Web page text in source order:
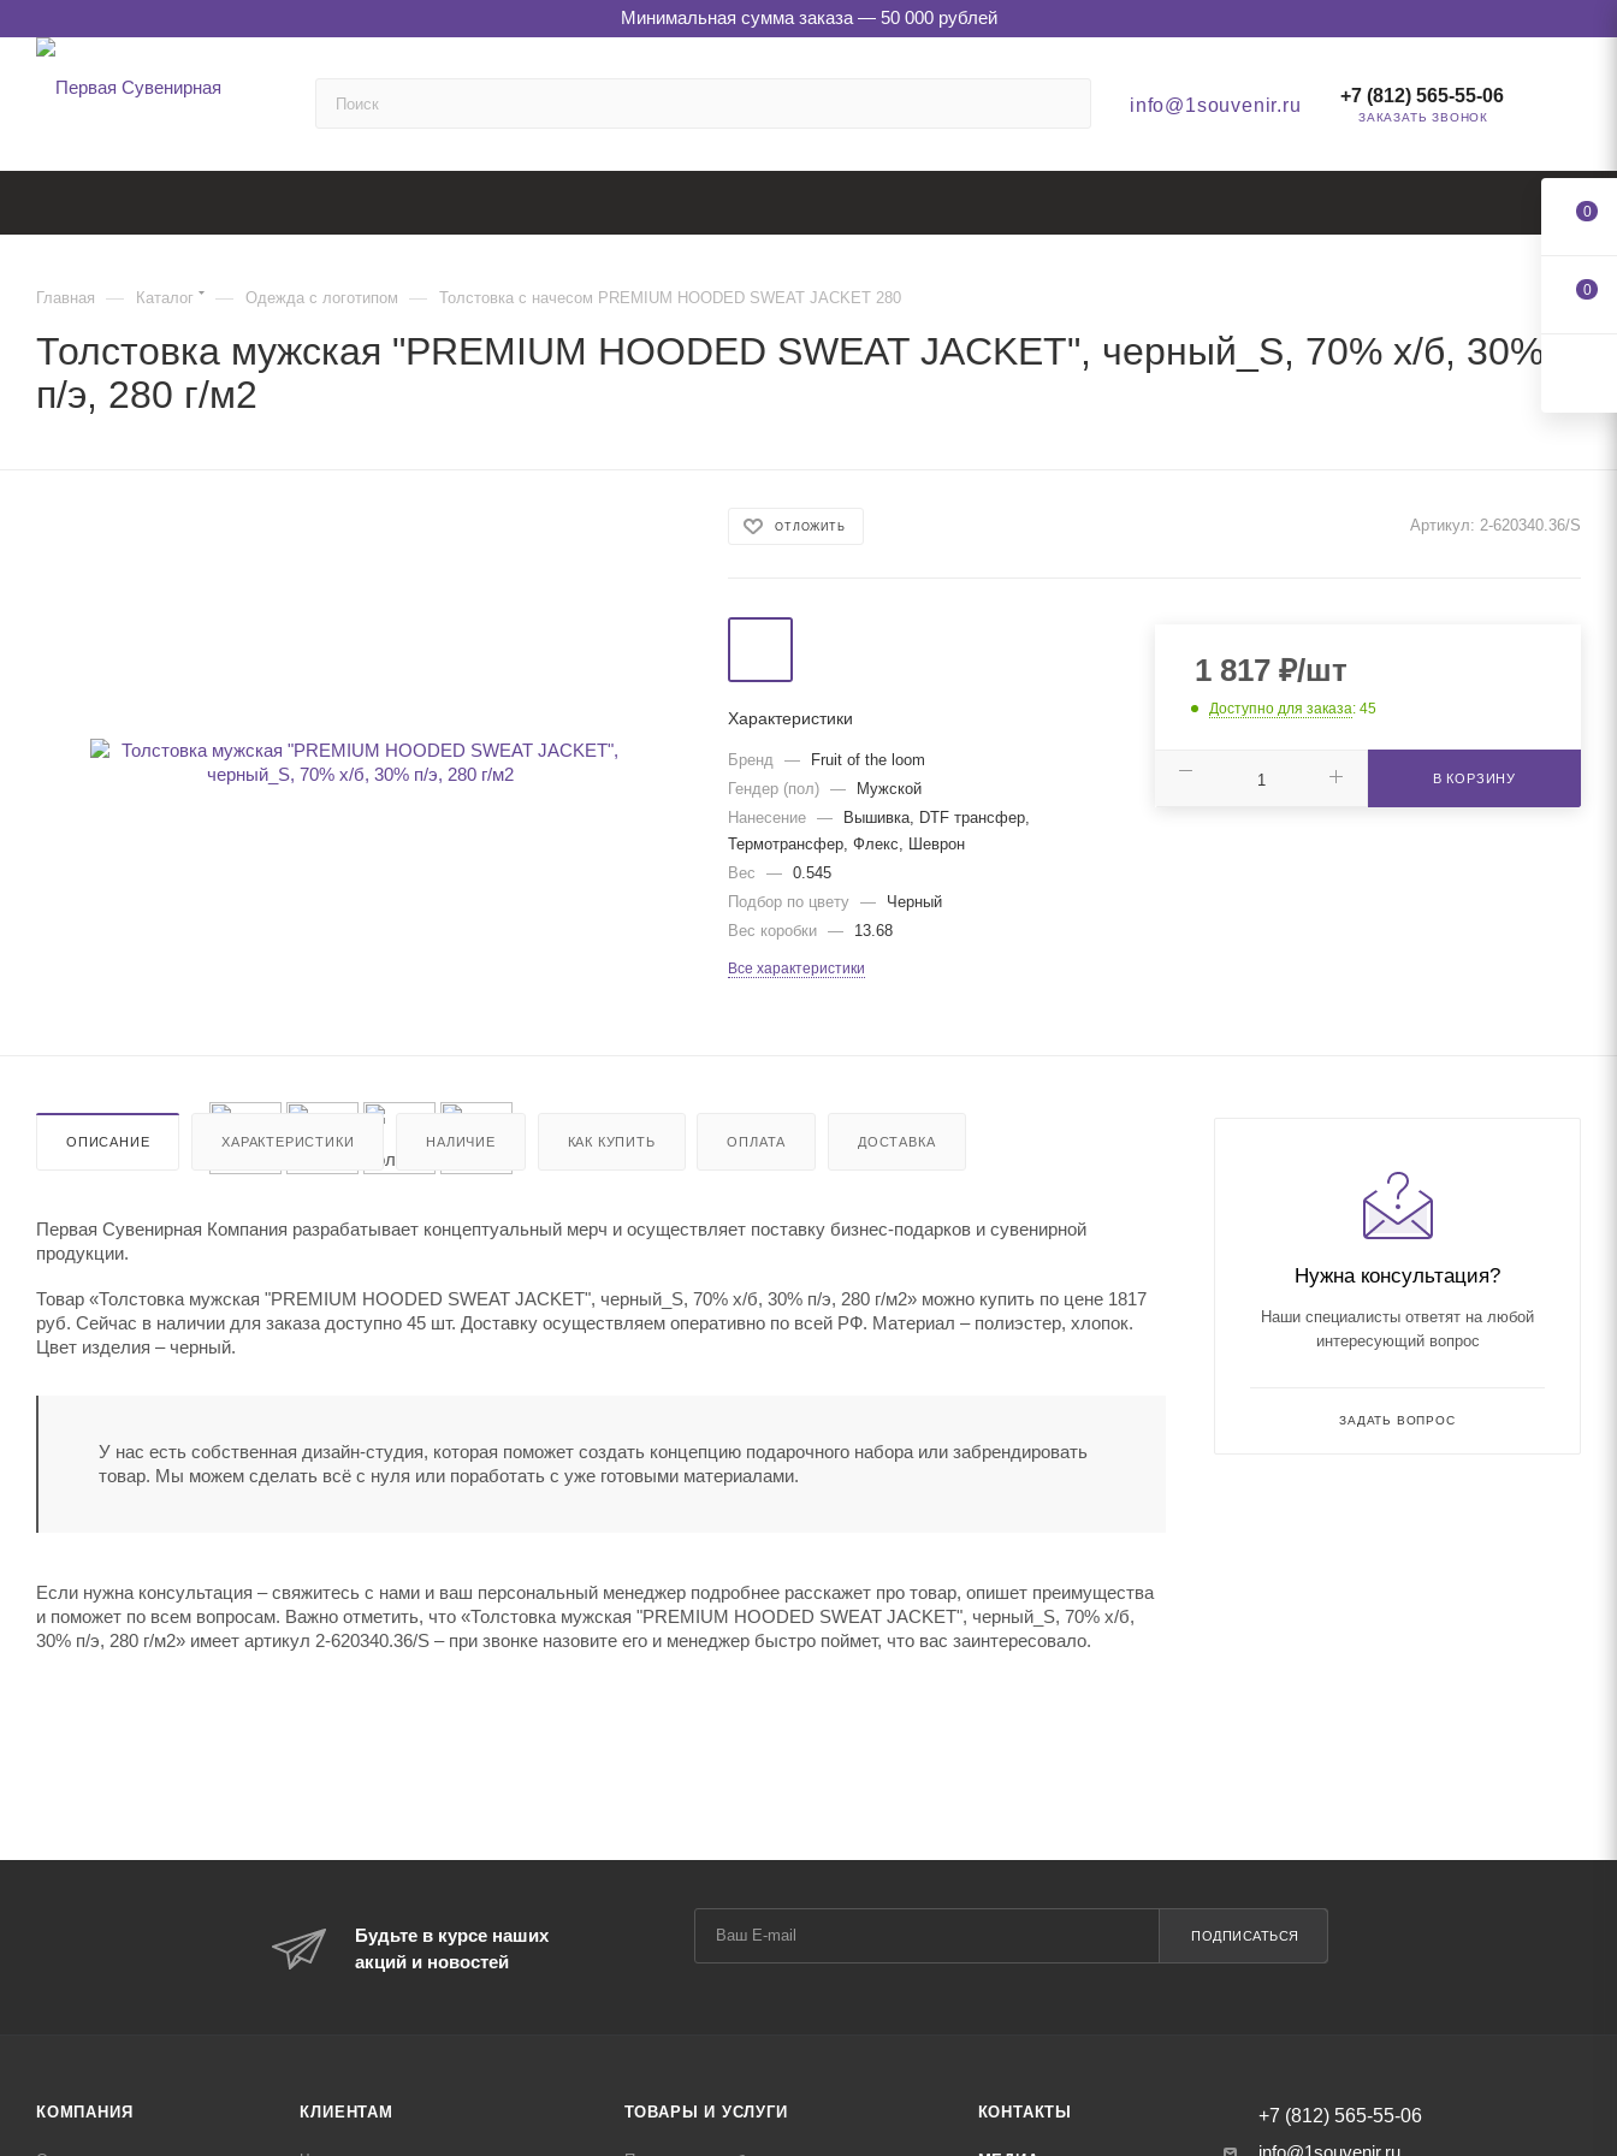
Минимальная сумма заказа — 50 000 рублей
info@1souvenir.ru +7 (812) 565-55-06
ЗАКАЗАТЬ ЗВОНОК
Главная — Каталог — Одежда с логотипом — Толстовка с начесом PREMIUM HOODED SWEAT JACKET 280
Толстовка мужская "PREMIUM HOODED SWEAT JACKET", черный_S, 70% х/б, 30%
п/э, 280 г/м2
ОТЛОЖИТЬ Артикул: 2-620340.36/S
Характеристики
Бренд —
Fruit of the loom
Гендер (пол)
—
Мужской
Нанесение
—
Вышивка, DTF трансфер,
Термотрансфер, Флекс, Шеврон
Вес
—
0.545
Подбор по цвету
—
Черный
Вес коробки
— 13.68
Все характеристики
1 817₽/шт
Доступно для заказа: 45
В КОРЗИНУ
ОПИСАНИЕ ХАРАКТЕРИСТИКИ НАЛИЧИЕ КАК КУПИТЬ ОПЛАТА ДОСТАВКА
Первая Сувенирная Компания разрабатывает концептуальный мерч и осуществляет поставку бизнес-подарков и сувенирной
продукции.
Товар «Толстовка мужская "PREMIUM HOODED SWEAT JACKET", черный_S, 70% х/б, 30% п/э, 280 г/м2» можно купить по цене 1817
руб. Сейчас в наличии для заказа доступно 45 шт. Доставку осуществляем оперативно по всей РФ. Материал – полиэстер, хлопок.
Цвет изделия – черный.
У нас есть собственная дизайн-студия, которая поможет создать концепцию подарочного набора или забрендировать
товар. Мы можем сделать всё с нуля или поработать с уже готовыми материалами.
Если нужна консультация – свяжитесь с нами и ваш персональный менеджер подробнее расскажет про товар, опишет преимущества
и поможет по всем вопросам. Важно отметить, что «Толстовка мужская "PREMIUM HOODED SWEAT JACKET", черный_S, 70% х/б,
30% п/э, 280 г/м2» имеет артикул 2-620340.36/S – при звонке назовите его и менеджер быстро поймет, что вас заинтересовало.
Нужна консультация?
Наши специалисты ответят на любой
интересующий вопрос
ЗАДАТЬ ВОПРОС
Будьте в курсе наших
акций и новостей
ПОДПИСАТЬСЯ
КОМПАНИЯ КЛИЕНТАМ ТОВАРЫ И УСЛУГИ КОНТАКТЫ
+7 (812) 565-55-06
info@1souvenir.ru
0
0